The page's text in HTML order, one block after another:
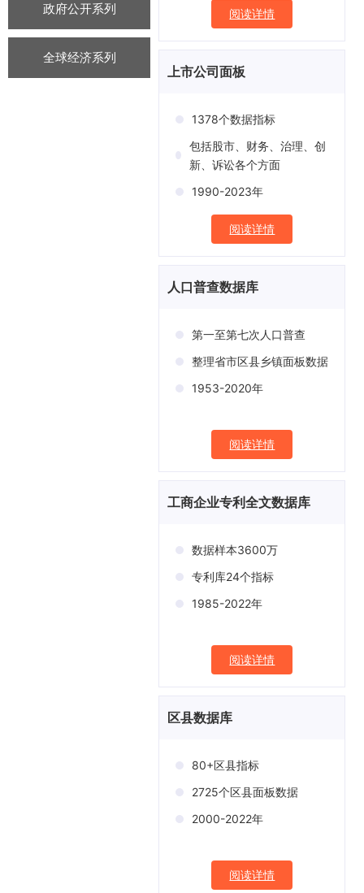
政府公开系列
全球经济系列
阅读详情
上市公司面板
1378个数据指标
包括股市、财务、治理、创
新、诉讼各个方面
1990-2023年
阅读详情
人口普查数据库
第一至第七次人口普查
整理省市区县乡镇面板数据
1953-2020年
阅读详情
工商企业专利全文数据库
数据样本3600万
专利库24个指标
1985-2022年
阅读详情
区县数据库
80+区县指标
2725个区县面板数据
2000-2022年
阅读详情